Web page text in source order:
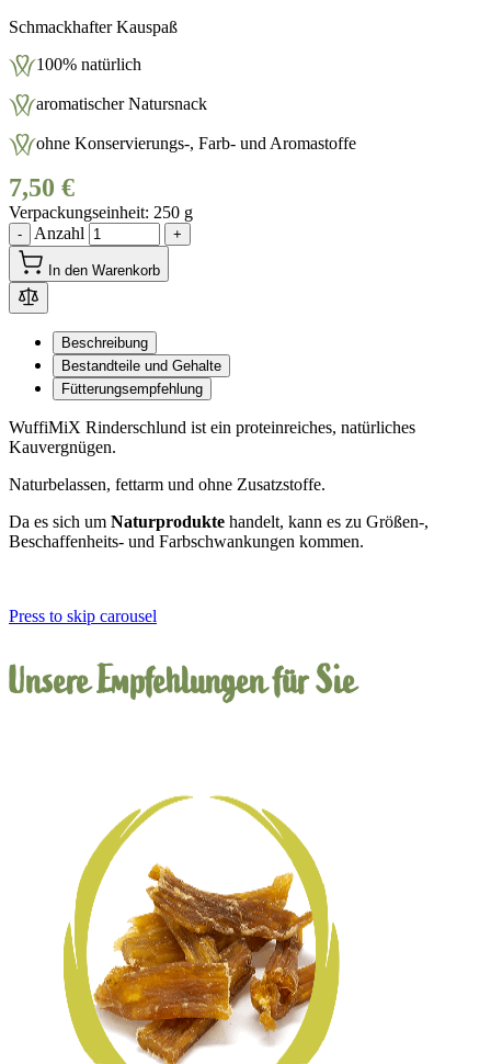
Schmackhafter Kauspaß
100% natürlich
aromatischer Natursnack
ohne Konservierungs-, Farb- und Aromastoffe
7,50 €
Verpackungseinheit 250 g
- Anzahl +
In den Warenkorb
Beschreibung
Bestandteile und Gehalte
Fütterungsempfehlung
WuffiMiX Rinderschlund ist ein proteinreiches, natürliches
Kauvergnügen.
Naturbelassen, fettarm und ohne Zusatzstoffe.
Da es sich um Naturprodukte handelt, kann es zu Größen-,
Beschaffenheits- und Farbschwankungen kommen.
Press to skip carousel
Unsere Empfehlungen für Sie